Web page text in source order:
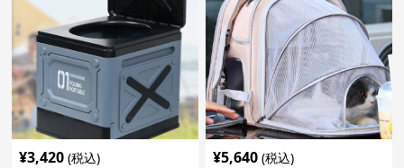
¥3,420 (税込) ¥5,640 (税込)